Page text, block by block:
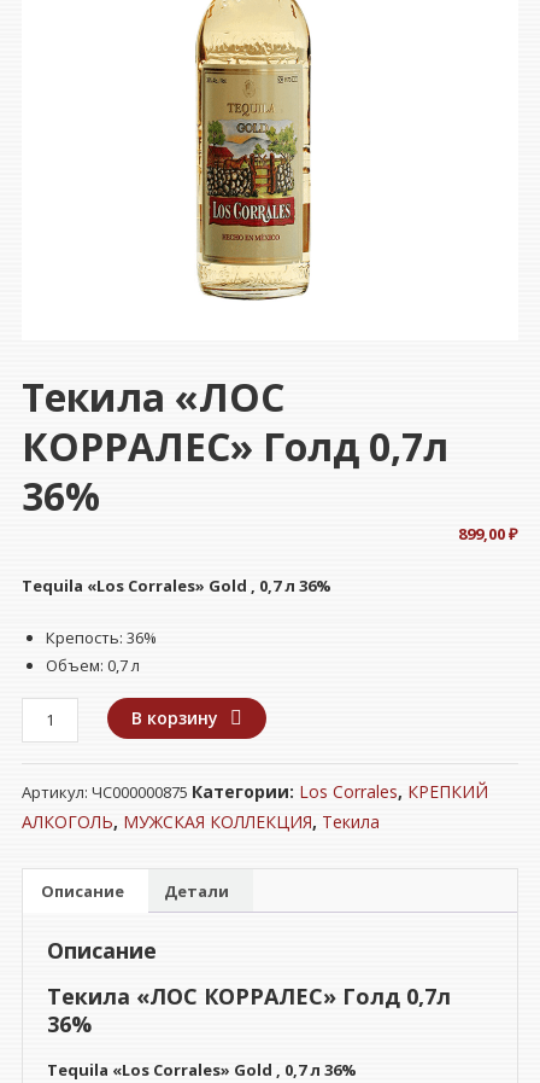
Текила «ЛОС
КОРРАЛЕС» Голд 0,7л
36%
899,00₽
Tequila «Los Corrales» Gold , 0,7 л 36%
Крепость: 36%
Объем: 0,7 л
Количество
товара
Текила
"ЛОС
КОРРАЛЕС"
0,7л
36%
В корзину
Артикул: ЧС000000875 Категории: Los Corrales, КРЕПКИЙ
АЛКОГОЛЬ, МУЖСКАЯ КОЛЛЕКЦИЯ, Текила
Описание Детали
Описание
Текила «ЛОС КОРРАЛЕС» Голд 0,7л
36%
Tequila «Los Corrales» Gold , 0,7 л 36%